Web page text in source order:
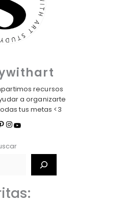
recursos
a organizarte
tus metas <3